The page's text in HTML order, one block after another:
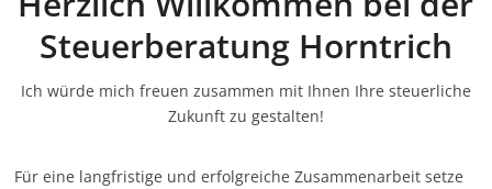
Steuerberatung Horntrich
Ich würde mich freuen zusammen mit Ihnen Ihre steuerliche
Zukunft zu gestalten!
Für eine langfristige und erfolgreiche Zusammenarbeit setze